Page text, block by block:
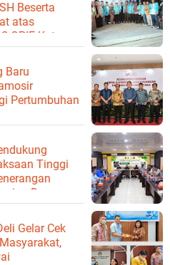
Beserta
atas
GPIE Kota
Baru
Pertumbuhan
Tinggi
Dan
Gelar Cek